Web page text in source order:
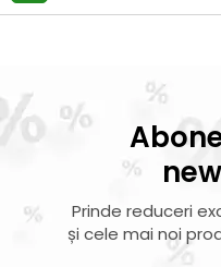
Prinde reduceri
și cele mai noi